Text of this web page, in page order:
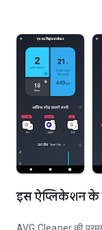
इस ऐप्लिकेशन के